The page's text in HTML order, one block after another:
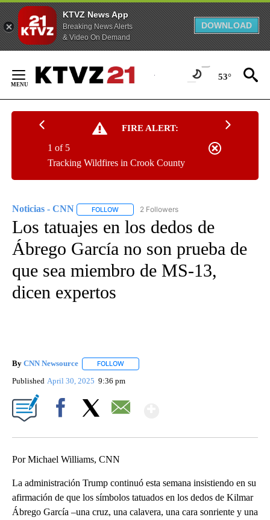
KTVZ News App
Breaking News Alerts
& Video On Demand
DOWNLOAD
Content
53°
FIRE ALERT:
Tracking Wildfires in Crook County
1 of 5
Noticias - CNN FOLLOW FOLLOW "NOTICIAS - CNN" TO RECEIVE
2 Followers
Los tatuajes en los dedos de
Ábrego García no son prueba de
que sea miembro de MS-13,
dicen expertos
By CNN Newsource FOLLOW
Published April 30, 2025 9:36 pm
Por Michael Williams, CNN
La administración Trump continuó esta semana insistiendo en su
afirmación de que los símbolos tatuados en los dedos de Kilmar
Ábrego García –una cruz, una calavera, una cara sonriente y una